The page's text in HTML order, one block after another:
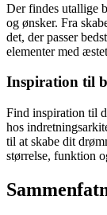
Der findes utallige
og ønsker. Fra
det, der passer
elementer med
Inspiration til
Find inspiration til
hos
til at skabe dit
størrelse, funktion